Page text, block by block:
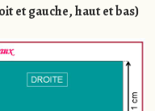
et gauche, haut et bas)